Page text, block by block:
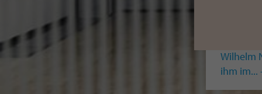
Wilhelm
ihm im...